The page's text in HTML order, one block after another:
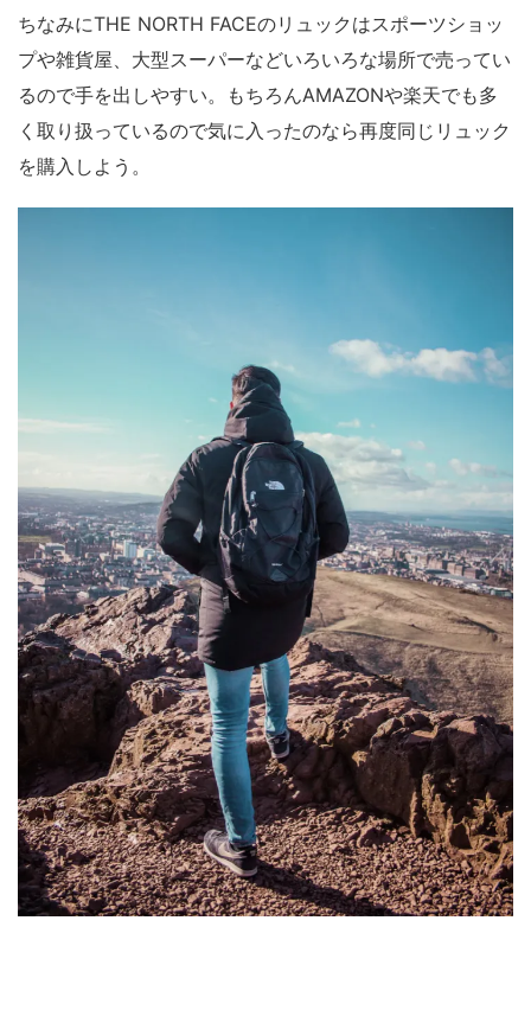
ちなみにTHE NORTH FACEのリュックはスポーツショッ
プや雑貨屋、大型スーパーなどいろいろな場所で売ってい
るので手を出しやすい。もちろんAMAZONや楽天でも多
く取り扱っているので気に入ったのなら再度同じリュック
を購入しよう。